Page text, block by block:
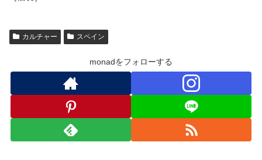
カルチャー スペイン
monadをフォローする